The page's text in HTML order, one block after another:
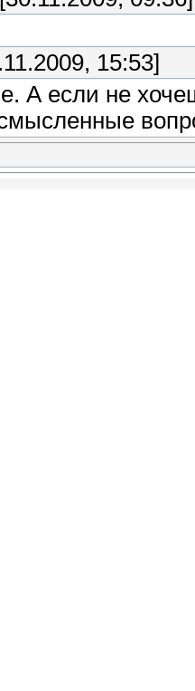
15:53]
А если не